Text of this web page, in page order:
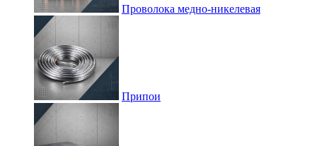
Проволока медно-никелевая
Припои